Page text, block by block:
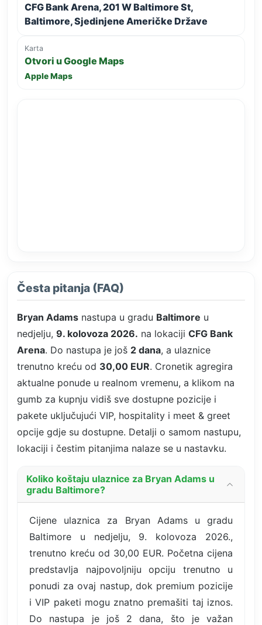
CFG Bank Arena, 201 W Baltimore St,
Baltimore, Sjedinjene Američke Države
Karta
Otvori u Google Maps
Apple Maps
Česta pitanja (FAQ)
Bryan Adams nastupa u gradu Baltimore u
nedjelju, 9. kolovoza 2026. na lokaciji CFG Bank
Arena. Do nastupa je još 2 dana, a ulaznice
trenutno kreću od 30,00 EUR. Cronetik agregira
aktualne ponude u realnom vremenu, a klikom na
gumb za kupnju vidiš sve dostupne pozicije i
pakete uključujući VIP, hospitality i meet & greet
opcije gdje su dostupne. Detalji o samom nastupu,
lokaciji i čestim pitanjima nalaze se u nastavku.
Koliko koštaju ulaznice za Bryan Adams u
gradu Baltimore?
Cijene ulaznica za Bryan Adams u gradu
Baltimore u nedjelju, 9. kolovoza 2026.,
trenutno kreću od 30,00 EUR. Početna cijena
predstavlja najpovoljniju opciju trenutno u
ponudi za ovaj nastup, dok premium pozicije
i VIP paketi mogu znatno premašiti taj iznos.
Do nastupa je još 2 dana, što je važan